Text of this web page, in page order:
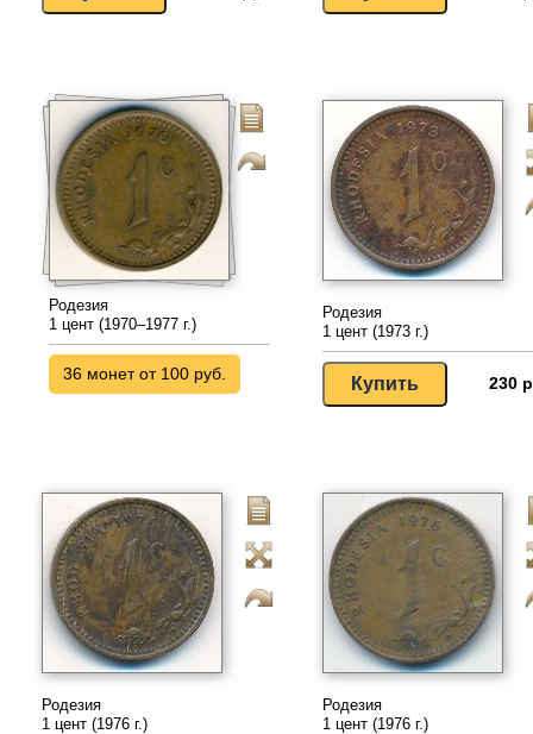
Родезия
1 цент (1970–1977 г.)
36 монет от 100 руб.
Родезия
1 цент (1973 г.)
230
Родезия
1 цент (1976 г.)
Родезия
1 цент (1976 г.)